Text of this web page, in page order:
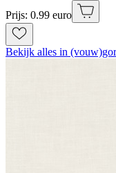
Prijs: 0.99 euro
Bekijk alles in